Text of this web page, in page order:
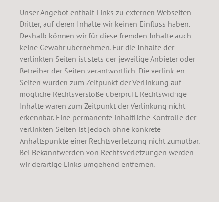
Unser Angebot enthält Links zu externen Webseiten
Dritter, auf deren Inhalte wir keinen Einfluss haben.
Deshalb können wir für diese fremden Inhalte auch
keine Gewähr übernehmen. Für die Inhalte der
verlinkten Seiten ist stets der jeweilige Anbieter oder
Betreiber der Seiten verantwortlich. Die verlinkten
Seiten wurden zum Zeitpunkt der Verlinkung auf
mögliche Rechtsverstöße überprüft. Rechtswidrige
Inhalte waren zum Zeitpunkt der Verlinkung nicht
erkennbar. Eine permanente inhaltliche Kontrolle der
verlinkten Seiten ist jedoch ohne konkrete
Anhaltspunkte einer Rechtsverletzung nicht zumutbar.
Bei Bekanntwerden von Rechtsverletzungen werden
wir derartige Links umgehend entfernen.